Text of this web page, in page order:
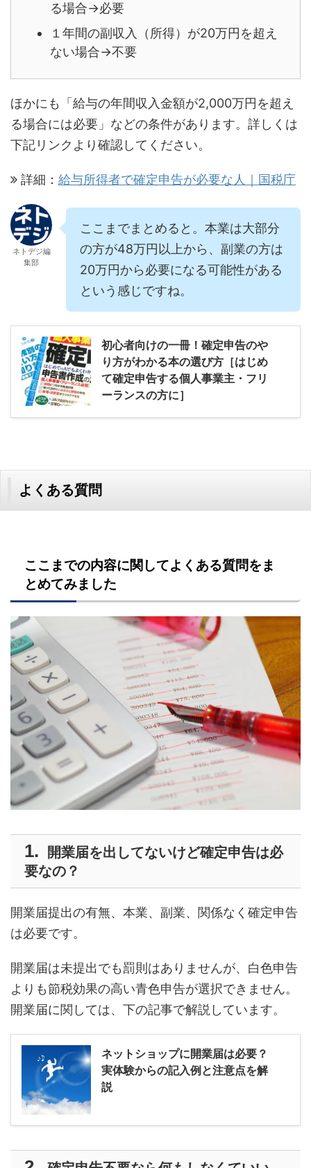
る場合→必要
１年間の副収入（所得）が20万円を超え
ない場合→不要
ほかにも「給与の年間収入金額が2,000万円を超え
る場合には必要」などの条件があります。詳しくは
下記リンクより確認してください。
詳細： 給与所得者で確定申告が必要な人｜国税庁
ネトデジ編
集部
ここまでまとめると。本業は大部分
の方が48万円以上から、副業の方は
20万円から必要になる可能性がある
という感じですね。
初心者向けの一冊！確定申告のや
り方がわかる本の選び方［はじめ
て確定申告する個人事業主・フリ
ーランスの方に］
よくある質問
ここまでの内容に関してよくある質問をま
とめてみました
開業届を出してないけど確定申告は必
要なの？
開業届提出の有無、本業、副業、関係なく確定申告
は必要です。
開業届は未提出でも罰則はありませんが、白色申告
よりも節税効果の高い青色申告が選択できません。
開業届に関しては、下の記事で解説しています。
ネットショップに開業届は必要？
実体験からの記入例と注意点を解
説